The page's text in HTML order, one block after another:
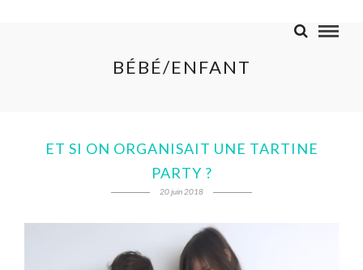
BÉBÉ/ENFANT
ET SI ON ORGANISAIT UNE TARTINE
PARTY ?
20 juin 2018